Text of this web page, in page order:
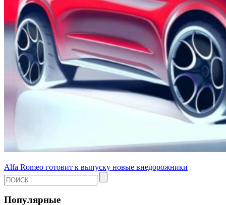
Alfa Romeo готовит к выпуску новые внедорожники
Популярные